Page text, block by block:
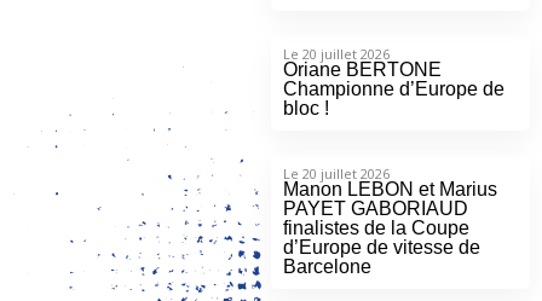
Le 20 juillet 2026
Oriane BERTONE
Championne d’Europe de
bloc !
Le 20 juillet 2026
Manon LEBON et Marius
PAYET GABORIAUD
finalistes de la Coupe
d’Europe de vitesse de
Barcelone